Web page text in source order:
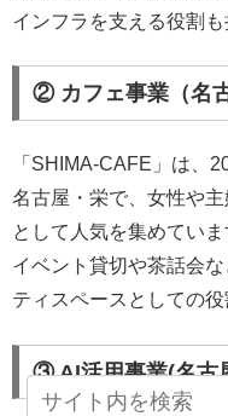
インフラを支える役割も
② カフェ事業（名
「SHIMA-CAFE」は、
名古屋・栄で、女性や
として人気を集めていま
イベント貸切や茶話会
ティスペースとしての役
③ AI活用事業(名古